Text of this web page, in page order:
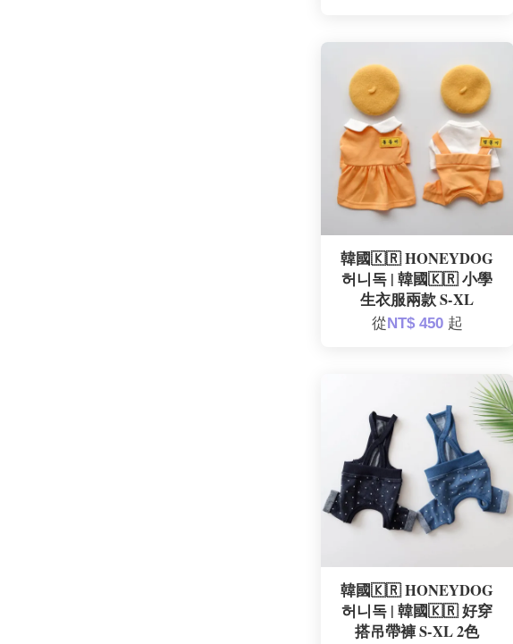
韓國🇰🇷 HONEYDOG
허니독 | 韓國🇰🇷 小學
生衣服兩款 S-XL
從NT$ 450 起
韓國🇰🇷 HONEYDOG
허니독 | 韓國🇰🇷 好穿
搭吊帶褲 S-XL 2色